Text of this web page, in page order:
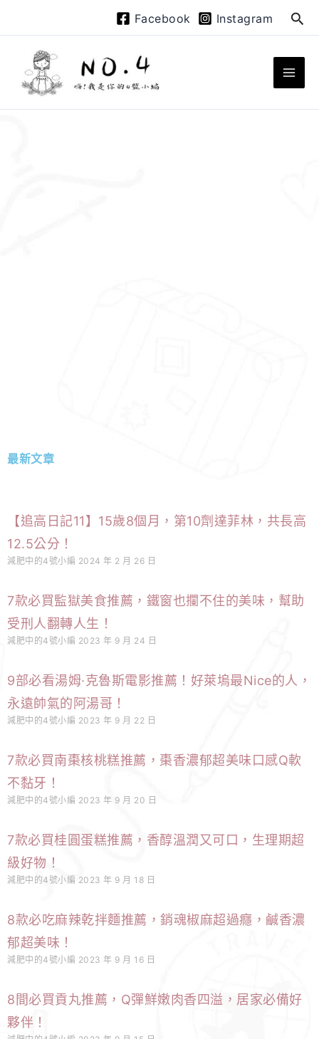
至
Facebook Instagram
搜
尋
最新文章
【追高日記11】15歲8個月，第10劑達菲林，共長高
12.5公分！
減肥中的4號小編 2024 年 2 月 26 日
7款必買監獄美食推薦，鐵窗也攔不住的美味，幫助
受刑人翻轉人生！
減肥中的4號小編 2023 年 9 月 24 日
9部必看湯姆·克魯斯電影推薦！好萊塢最Nice的人，
永遠帥氣的阿湯哥！
減肥中的4號小編 2023 年 9 月 22 日
7款必買南棗核桃糕推薦，棗香濃郁超美味口感Q軟
不黏牙！
減肥中的4號小編 2023 年 9 月 20 日
7款必買桂圓蛋糕推薦，香醇溫潤又可口，生理期超
級好物！
減肥中的4號小編 2023 年 9 月 18 日
8款必吃麻辣乾拌麵推薦，銷魂椒麻超過癮，鹹香濃
郁超美味！
減肥中的4號小編 2023 年 9 月 16 日
8間必買貢丸推薦，Q彈鮮嫩肉香四溢，居家必備好
夥伴！
面面面
面